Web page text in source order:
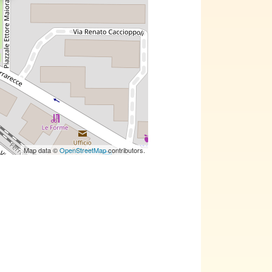
Map data ©OpenStreetMapcontributors.